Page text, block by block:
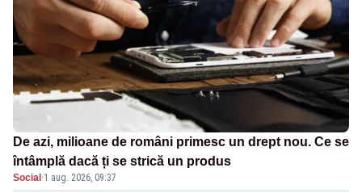
De azi, milioane de români primesc un drept nou. Ce se
întâmplă dacă ți se strică un produs
Social ·1 aug. 2026, 09:37